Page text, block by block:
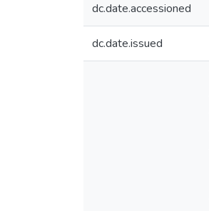
dc.date.accessioned
dc.date.issued